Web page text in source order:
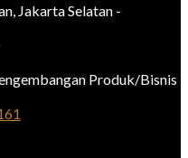
Jakarta Selatan -
Produk/Bisnis